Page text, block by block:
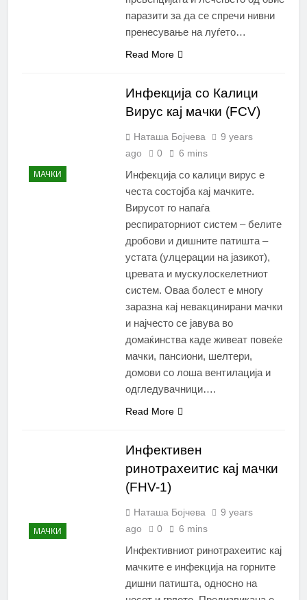
паразити за да се спречи нивни
пренесување на луѓето…
Read More
МАЧКИ
Инфекција со Калици
Вирус кај мачки (FCV)
Наташа Бојчева
9 years
ago
0 6 mins
Инфекција со калици вирус е
честа состојба кај мачките.
Вирусот го напаѓа
респираторниот систем – белите
дробови и дишните патишта –
устата (улцерации на јазикот),
цревата и мускулоскелетниот
систем. Оваа болест е многу
заразна кај невакцинирани мачки
и најчесто се јавува во
домаќинства каде живеат повеќе
мачки, пансиони, шелтери,
домови со лоша вентилација и
одгледувачници….
Read More
МАЧКИ
Инфективен
ринотрахеитис кај мачки
(FHV-1)
Наташа Бојчева
9 years
ago
0 6 mins
Инфективниот ринотрахеитис кај
мачките е инфекција на горните
дишни патишта, односно на